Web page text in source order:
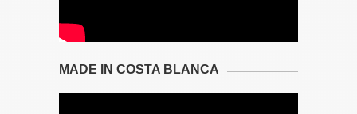
MADE IN COSTA BLANCA